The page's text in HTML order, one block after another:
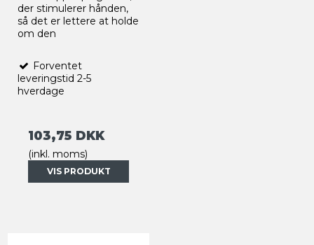
der stimulerer hånden,
så det er lettere at holde
om den
Forventet
leveringstid 2-5
hverdage
103,75 DKK
(inkl. moms)
VIS PRODUKT